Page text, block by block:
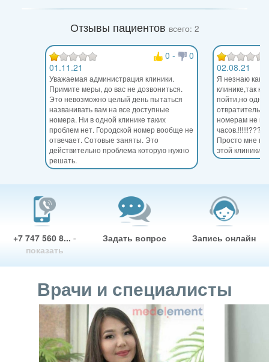
Отзывы пациентов всего: 2
0 -
0
01.11.21
Уважаемая администрация клиники.
Примите меры, до вас не дозвониться.
Это невозможно целый день пытаться
названивать вам на все доступные
номера. Ни в одной клинике таких
проблем нет. Городской номер вообще не
отвечает. Сотовые заняты. Это
действительно проблема которую нужно
решать.
02.08.21
Я незнаю как
клинике,так
пойти,но
номерам не
Просто мне
этой клиники
+7 747 560 8...-
показать
Задать вопрос Запись онлайн
Врачи и специалисты